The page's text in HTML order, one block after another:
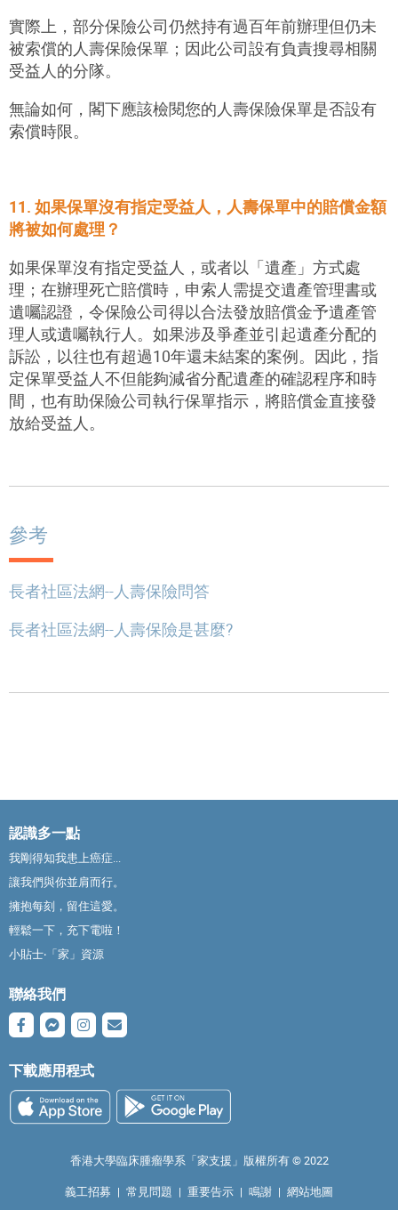
實際上，部分保險公司仍然持有過百年前辦理但仍未
被索償的人壽保險保單；因此公司設有負責搜尋相關
受益人的分隊。
無論如何，閣下應該檢閱您的人壽保險保單是否設有
索償時限。
11. 如果保單沒有指定受益人，人壽保單中的賠償金額
將被如何處理？
如果保單沒有指定受益人，或者以「遺產」方式處
理；在辦理死亡賠償時，申索人需提交遺產管理書或
遺囑認證，令保險公司得以合法發放賠償金予遺產管
理人或遺囑執行人。如果涉及爭產並引起遺產分配的
訴訟，以往也有超過10年還未結案的案例。因此，指
定保單受益人不但能夠減省分配遺產的確認程序和時
間，也有助保險公司執行保單指示，將賠償金直接發
放給受益人。
參考
長者社區法網--人壽保險問答
長者社區法網--人壽保險是甚麼?
認識多一點
我剛得知我患上癌症...
讓我們與你並肩而行。
擁抱每刻，留住這愛。
輕鬆一下，充下電啦！
小貼士‧「家」資源
聯絡我們
下載應用程式
香港大學臨床腫瘤學系「家支援」版權所有 ©️ 2022
義工招募 | 常見問題 | 重要告示 | 鳴謝 | 網站地圖